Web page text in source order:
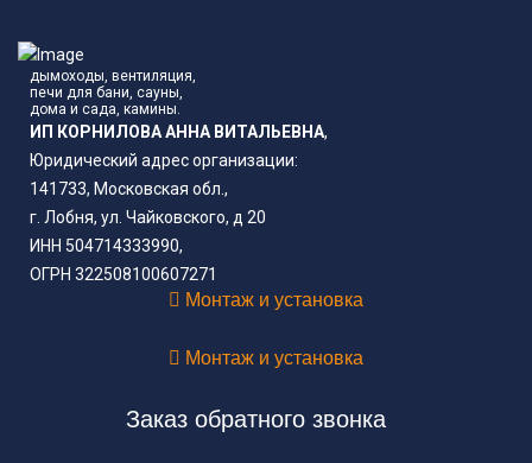
дымоходы, вентиляция,
печи для бани, сауны,
дома и сада, камины.
ИП КОРНИЛОВА АННА ВИТАЛЬЕВНА,
Юридический адрес организации:
141733, Московская обл.,
г. Лобня, ул. Чайковского, д 20
ИНН 504714333990,
ОГРН 322508100607271
Монтаж и установка
Монтаж и установка
Заказ обратного звонка